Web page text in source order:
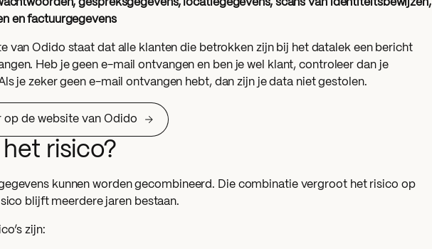
gespreksgegevens, locatiegegevens, scans van identiteitsbewijzen,
en factuurgegevens
van Odido staat dat alle klanten die betrokken zijn bij het datalek een bericht
Heb je geen e-mail ontvangen en ben je wel klant, controleer dan je
je zeker geen e-mail ontvangen hebt, dan zijn je data niet gestolen.
op de website van Odido
risico?
kunnen worden gecombineerd. Die combinatie vergroot het risico op
blijft meerdere jaren bestaan.
zijn: